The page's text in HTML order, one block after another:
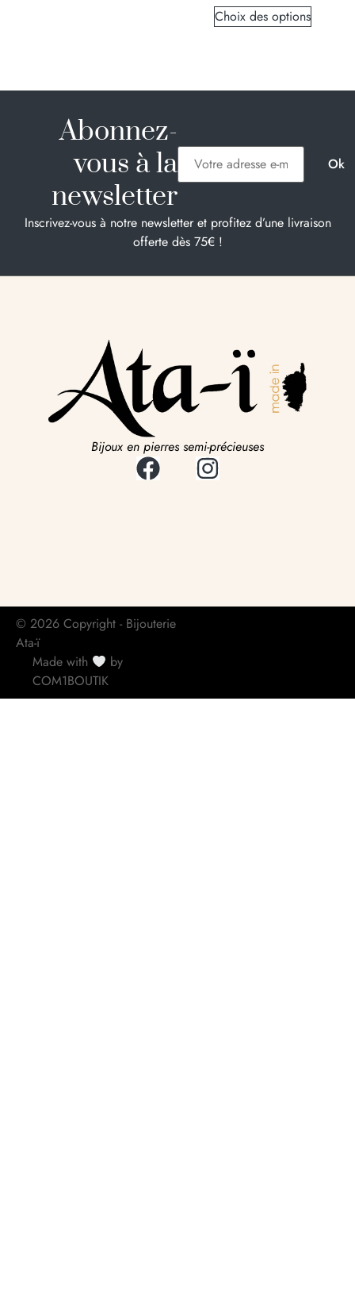
Choix des options
Abonnez-
vous à la
newsletter
Inscrivez-vous à notre newsletter et profitez d’une livraison
offerte dès 75€ !
Bijoux en pierres semi-précieuses
© 2026 Copyright - Bijouterie
Ata-ï
Made with
by
COM1BOUTIK